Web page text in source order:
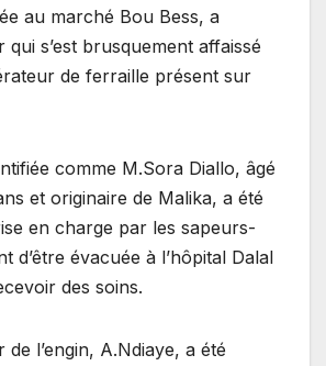
au marché Bou Bess, a
s’est brusquement affaissé
de ferraille présent sur
comme M.Sora Diallo, âgé
et originaire de Malika, a été
en charge par les sapeurs-
d’être évacuée à l’hôpital Dalal
des soins.
l’engin, A.Ndiaye, a été